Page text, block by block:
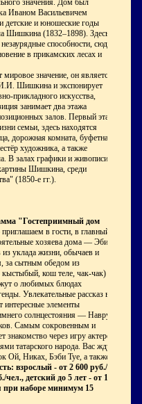
значения. Дом был
Иваном Васильевичем
и юношеские годы
Шишкина (1832–1898). Здесь
способности, сюда
в прикамских лесах и
мировое значение, он является
Шишкина и экспонирует
прикладного искусства,
занимает два этажа
залов. Первый этаж
семьи, здесь находятся
дорожная комната, буфетная
художника, а также
В залах графики и живописи
Шишкина, среди
(1850-е гг.).
"Гостеприимный дом
в гости, в главный
хозяева дома — Эбика
уклада жизни, обычаев и
за сытным обедом из
кыстыбый, кош теле, чак-чак)
о любимых блюдах
Увлекательные рассказ в
интересные элементы
солнцестояния — Навруз,
Самым сокровенным и
через игру актеров
татарского народа. Вас ждут
Ой, Никах, Бэби Туе, а также
взрослый - от 2 600 руб./
чел., детский до 5 лет - от 1
при наборе минимум 15